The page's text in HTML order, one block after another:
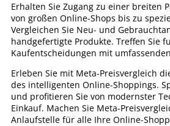
Erhalten Sie Zugang zu einer breiten
von großen Online-Shops bis zu
Vergleichen Sie Neu- und
handgefertigte Produkte. Treffen Sie
Kaufentscheidungen mit
Erleben Sie mit Meta-Preisvergleich
des intelligenten Online-Shoppings.
und profitieren Sie von modernster
Einkauf. Machen Sie Meta-
Anlaufstelle für alle Ihre Online-